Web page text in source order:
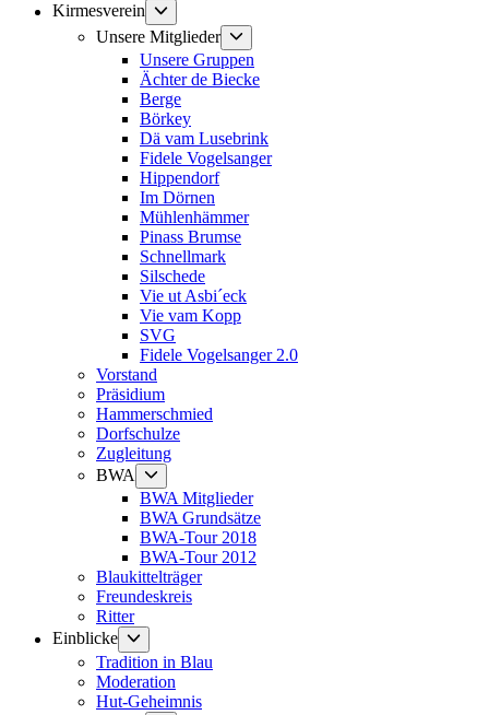
Kirmesverein
Untermenü
anzeigen
Unsere Mitglieder
anzeigen
Unsere Gruppen
Ächter de Biecke
Berge
Börkey
Dä vam Lusebrink
Fidele Vogelsanger
Hippendorf
Im Dörnen
Mühlenhämmer
Pinass Brumse
Schnellmark
Silschede
Vie ut Asbi´eck
Vie vam Kopp
SVG
Fidele Vogelsanger 2.0
Vorstand
Präsidium
Hammerschmied
Dorfschulze
Zugleitung
BWA
anzeigen
BWA Mitglieder
BWA Grundsätze
BWA-Tour 2018
BWA-Tour 2012
Blaukittelträger
Freundeskreis
Ritter
Einblicke
Untermenü
anzeigen
Tradition in Blau
Moderation
Hut-Geheimnis